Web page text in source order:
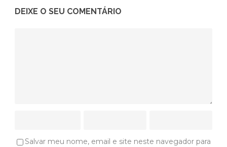
DEIXE O SEU COMENTÁRIO
Salvar meu nome, email e site neste navegador para